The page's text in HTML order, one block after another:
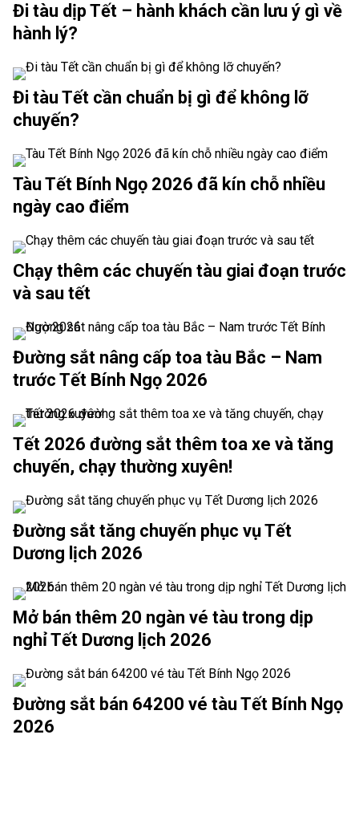
Đi tàu dịp Tết – hành khách cần lưu ý gì về
hành lý?
Đi tàu Tết cần chuẩn bị gì để không lỡ
chuyến?
Tàu Tết Bính Ngọ 2026 đã kín chỗ nhiều
ngày cao điểm
Chạy thêm các chuyến tàu giai đoạn trước
và sau tết
Đường sắt nâng cấp toa tàu Bắc – Nam
trước Tết Bính Ngọ 2026
Tết 2026 đường sắt thêm toa xe và tăng
chuyến, chạy thường xuyên!
Đường sắt tăng chuyến phục vụ Tết
Dương lịch 2026
Mở bán thêm 20 ngàn vé tàu trong dịp
nghỉ Tết Dương lịch 2026
Đường sắt bán 64200 vé tàu Tết Bính Ngọ
2026